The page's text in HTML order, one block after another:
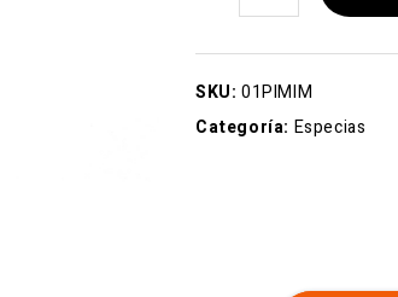
SKU: 01PIMIM
Categoría: Especias